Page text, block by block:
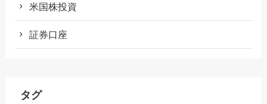
米国株投資
証券口座
タグ